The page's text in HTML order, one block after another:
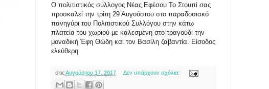
Ο πολιτιστικός σύλλογος Νέας Εφέσου Το Στουπί σας
προσκαλεί την τρίτη 29 Αυγούστου στο παραδοσιακό
πανηγύρι του Πολιτιστικού Συλλόγου στην κάτω
πλατεία του χωριού με καλεσμένη στο τραγούδι την
μοναδική Έφη Θώδη και τον Βασίλη ζαβαντία. Είσοδος
ελεύθερη
στιςΑυγούστου 17, 2017 Δεν υπάρχουν σχόλια: